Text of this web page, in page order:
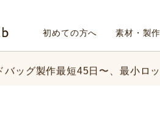
初めての方へ 素材・製
ザイン、素材、数量、納期など
ッグ製作最短45日〜、 最小ロ
ザイン、素材、数量、納期など、